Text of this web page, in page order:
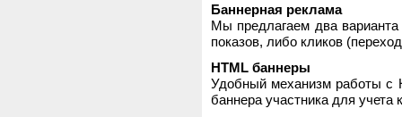
Баннерная реклама
Мы предлагаем два
показов, либо кликов
HTML баннеры
Удобный механизм работы с
баннера участника для